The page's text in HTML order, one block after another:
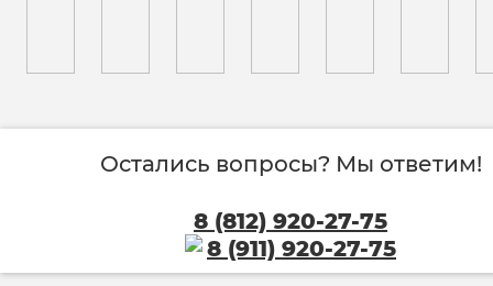
Остались вопросы? Мы ответим!
8 (812) 920-27-75
8 (911) 920-27-75